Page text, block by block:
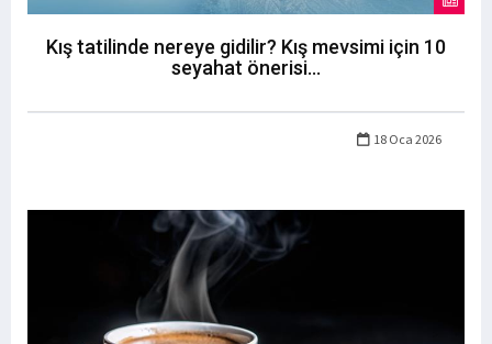
Kış tatilinde nereye gidilir? Kış mevsimi için 10
seyahat önerisi...
18 Oca 2026